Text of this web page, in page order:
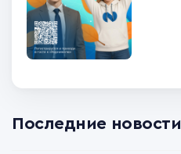
Последние новости